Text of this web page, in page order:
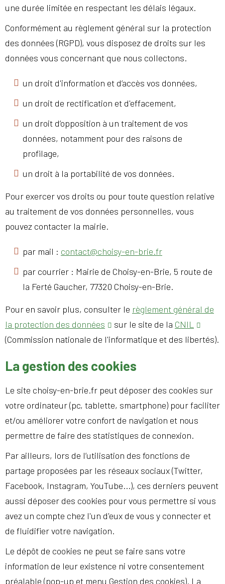
une durée limitée en respectant les délais légaux.
Conformément au règlement général sur la protection
des données (RGPD), vous disposez de droits sur les
données vous concernant que nous collectons.
un droit d'information et d’accès vos données,
un droit de rectification et d'effacement,
un droit d’opposition à un traitement de vos
données, notamment pour des raisons de
profilage,
un droit à la portabilité de vos données.
Pour exercer vos droits ou pour toute question relative
au traitement de vos données personnelles, vous
pouvez contacter la mairie.
par mail : contact@choisy-en-brie.fr
par courrier : Mairie de Choisy-en-Brie, 5 route de
la Ferté Gaucher, 77320 Choisy-en-Brie.
Pour en savoir plus, consulter le règlement général de
la protection des données
sur le site de la CNIL
(Commission nationale de l'informatique et des libertés).
La gestion des cookies
Le site choisy-en-brie.fr peut déposer des cookies sur
votre ordinateur (pc, tablette, smartphone) pour faciliter
et/ou améliorer votre confort de navigation et nous
permettre de faire des statistiques de connexion.
Par ailleurs, lors de l’utilisation des fonctions de
partage proposées par les réseaux sociaux (Twitter,
Facebook, Instagram, YouTube...), ces derniers peuvent
aussi déposer des cookies pour vous permettre si vous
avez un compte chez l'un d'eux de vous y connecter et
de fluidifier votre navigation.
Le dépôt de cookies ne peut se faire sans votre
information de leur existence ni votre consentement
préalable (pop-up et menu Gestion des cookies). La